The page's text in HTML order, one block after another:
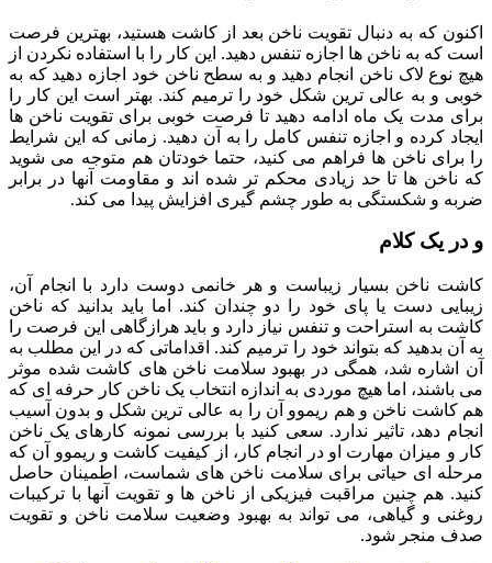
اکنون که به دنبال تقویت ناخن بعد از کاشت هستید، بهترین فرصت
است که به ناخن ها اجازه تنفس دهید. این کار را با استفاده نکردن از
هیچ نوع لاک ناخن انجام دهید و به سطح ناخن خود اجازه دهید که به
خوبی و به عالی ترین شکل خود را ترمیم کند. بهتر است این کار را
برای مدت یک ماه ادامه دهید تا فرصت خوبی برای تقویت ناخن ها
ایجاد کرده و اجازه تنفس کامل را به آن دهید. زمانی که این شرایط
را برای ناخن ها فراهم می کنید، حتما خودتان هم متوجه می شوید
که ناخن ها تا حد زیادی محکم تر شده اند و مقاومت آنها در برابر
ضربه و شکستگی به طور چشم گیری افزایش پیدا می کند.
و در یک کلام
کاشت ناخن بسیار زیباست و هر خانمی دوست دارد با انجام آن،
زیبایی دست یا پای خود را دو چندان کند. اما باید بدانید که ناخن
کاشت به استراحت و تنفس نیاز دارد و باید هرازگاهی این فرصت را
به آن بدهید که بتواند خود را ترمیم کند. اقداماتی که در این مطلب به
آن اشاره شد، همگی در بهبود سلامت ناخن های کاشت شده موثر
می باشند، اما هیچ موردی به اندازه انتخاب یک ناخن کار حرفه ای که
هم کاشت ناخن و هم ریموو آن را به عالی ترین شکل و بدون آسیب
انجام دهد، تاثیر ندارد. سعی کنید با بررسی نمونه کارهای یک ناخن
کار و میزان مهارت او در انجام کار، از کیفیت کاشت و ریموو آن که
مرحله ای حیاتی برای سلامت ناخن های شماست، اطمینان حاصل
کنید. هم چنین مراقبت فیزیکی از ناخن ها و تقویت آنها با ترکیبات
روغنی و گیاهی، می تواند به بهبود وضعیت سلامت ناخن و تقویت
صدف منجر شود.